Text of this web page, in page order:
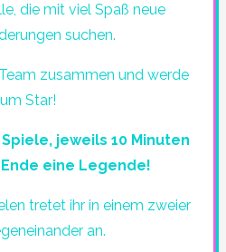
die mit viel Spaß neue
suchen.
zusammen und werde
Star!
jeweils 10 Minuten
eine Legende!
tretet ihr in einem zweier
an.